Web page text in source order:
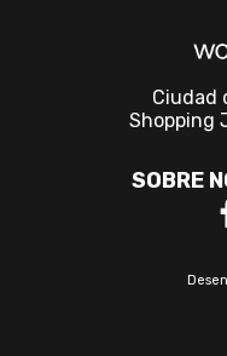
Ciudad
Shopping
SOBRE